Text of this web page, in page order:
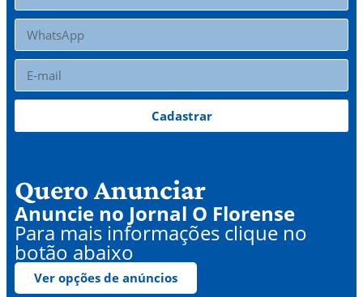
Cadastrar
Quero Anunciar
Anuncie no Jornal O Florense
Para mais informações clique no
botão abaixo
Ver opções de anúncios